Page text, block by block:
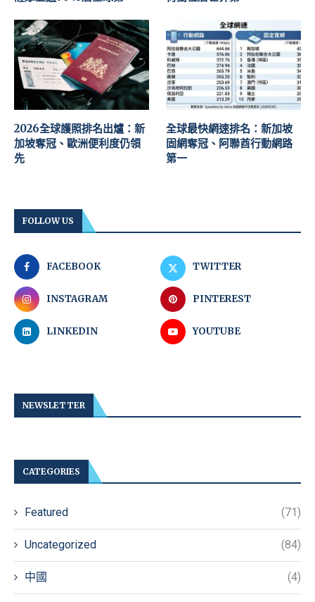
2026全球護照排名出爐：新
加坡奪冠、歐洲便利度仍領
先
全球最快網速排名：新加坡
固網奪冠、阿聯酋行動網路
第一
FOLLOW US
FACEBOOK TWITTER
INSTAGRAM PINTEREST
LINKEDIN YOUTUBE
NEWSLETTER
CATEGORIES
Featured (71)
Uncategorized (84)
中國 (4)